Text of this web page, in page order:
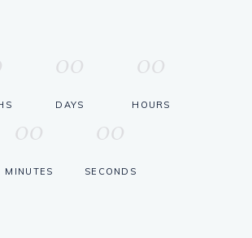
00
DAYS
00
HOURS
00
MINUTES
00
SECONDS